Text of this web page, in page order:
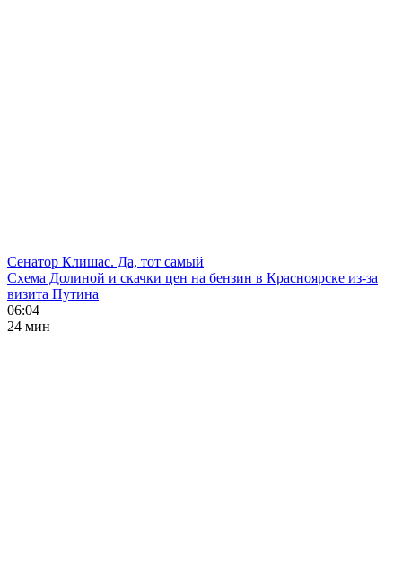
Сенатор Клишас. Да, тот самый
Схема Долиной и скачки цен на бензин в Красноярске из-за
визита Путина
06:04
24 мин